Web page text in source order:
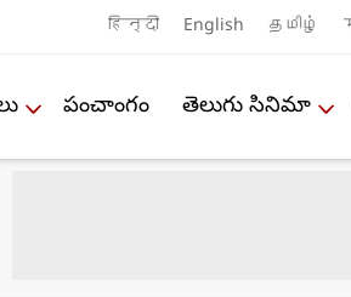
हिन्दी English தமிழ்
పంచాంగం తెలుగు సినిమా